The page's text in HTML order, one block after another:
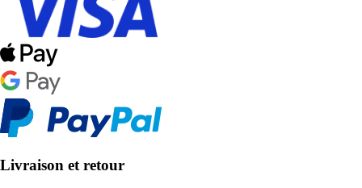
Livraison et retour